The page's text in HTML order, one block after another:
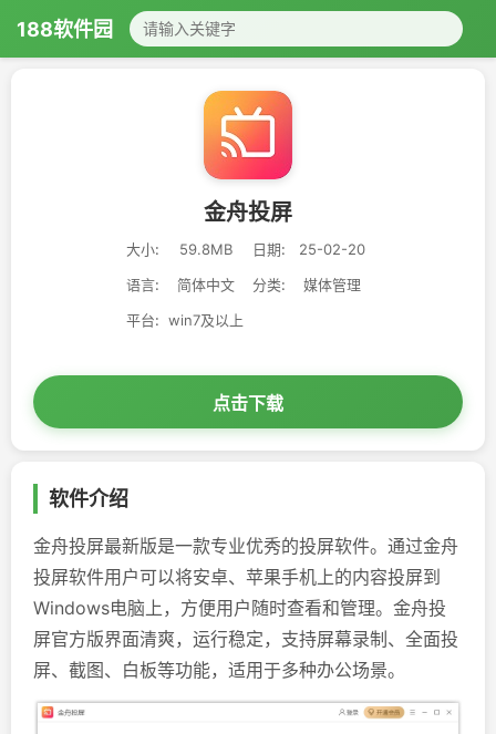
188软件园
金舟投屏
大小: 59.8MB 日期:
25-02-20
语言:
简体中文 分类:
媒体管理
平台: win7及以上
点击下载
软件介绍
金舟投屏最新版是一款专业优秀的投屏软件。通过金舟
投屏软件用户可以将安卓、苹果手机上的内容投屏到
Windows电脑上，方便用户随时查看和管理。金舟投
屏官方版界面清爽，运行稳定，支持屏幕录制、全面投
屏、截图、白板等功能，适用于多种办公场景。